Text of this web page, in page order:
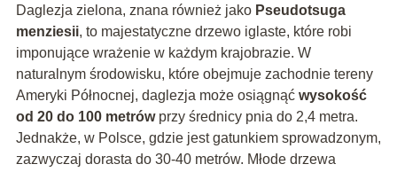
Daglezja zielona, znana również jako Pseudotsuga
menziesii, to majestatyczne drzewo iglaste, które robi
imponujące wrażenie w każdym krajobrazie. W
naturalnym środowisku, które obejmuje zachodnie tereny
Ameryki Północnej, daglezja może osiągnąć wysokość
od 20 do 100 metrówprzy średnicy pnia do 2,4 metra.
Jednakże, w Polsce, gdzie jest gatunkiem sprowadzonym,
zazwyczaj dorasta do 30-40 metrów. Młode drzewa